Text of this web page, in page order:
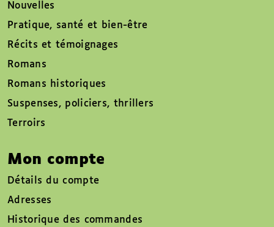
Nouvelles
Pratique, santé et bien-être
Récits et témoignages
Romans
Romans historiques
Suspenses, policiers, thrillers
Terroirs
Mon compte
Détails du compte
Adresses
Historique des commandes